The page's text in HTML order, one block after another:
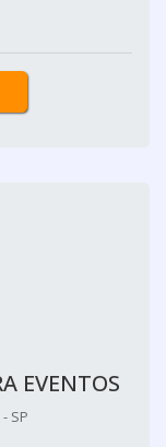
EVENTOS
SP